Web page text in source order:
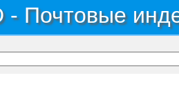
- Почтовые